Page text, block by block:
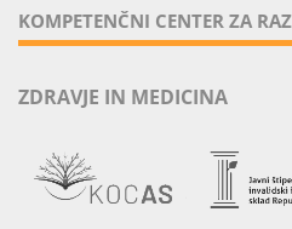
KOMPETENČNI CENTER ZA
ZDRAVJE IN MEDICINA